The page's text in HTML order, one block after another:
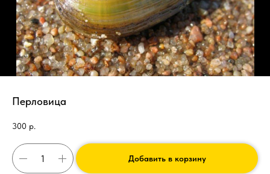
Перловица
300 р.
Добавить в корзину